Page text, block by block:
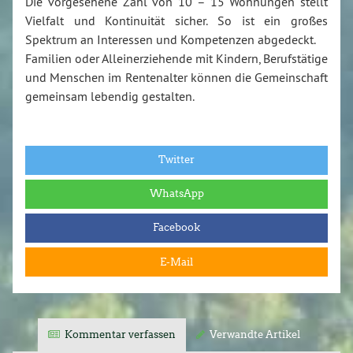
Vielfalt und Kontinuität sicher. So ist ein großes
Spektrum an Interessen und Kompetenzen abgedeckt.
Familien oder Alleinerziehende mit Kindern, Berufstätige
und Menschen im Rentenalter können die Gemeinschaft
gemeinsam lebendig gestalten.
Twitter
WhatsApp
Facebook
E-Mail
Kommentar verfassen Verwandte Artikel